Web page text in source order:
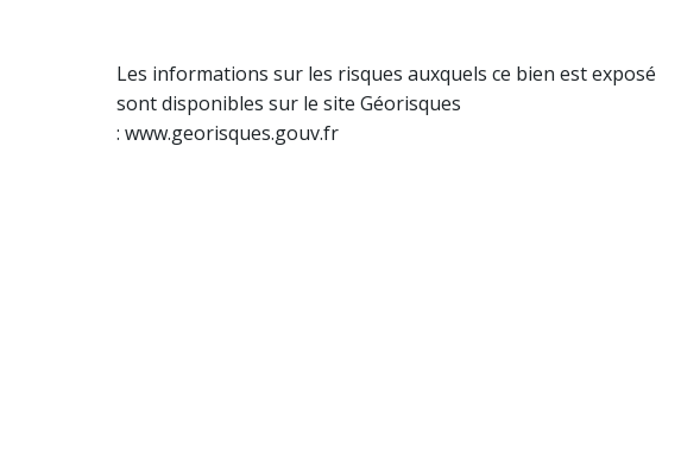
Les informations sur les risques auxquels ce bien est exposé
sont disponibles sur le site Géorisques
: www.georisques.gouv.fr